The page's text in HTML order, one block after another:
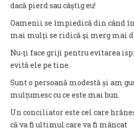
dacă pierd sau câștig eu!
Oamenii se împiedică din când în
mai mulţi se ridică şi merg mai
Nu-ţi face griji pentru evitarea
evită ele pe tine.
Sunt o persoană modestă și am
mulțumesc cu ce este mai bun.
Un conciliator este cel care
că va fi ultimul care va fi mâncat